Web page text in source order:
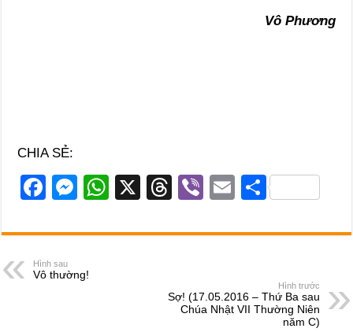
Vô Phương
CHIA SẺ:
F
c
e
b
M
ss
n
W
at
X
T
e
d
s
Vi
er
E
ail
S
ar
Hình sau
Vô thường!
Hình trước
Sợ! (17.05.2016 – Thứ Ba sau
Chúa Nhật VII Thường Niên
năm C)